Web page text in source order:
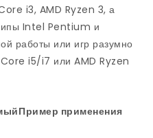
i3, AMD Ryzen 3, а
Intel Pentium и
работы или игр разумно
i5/i7 или AMD Ryzen
Пример применения